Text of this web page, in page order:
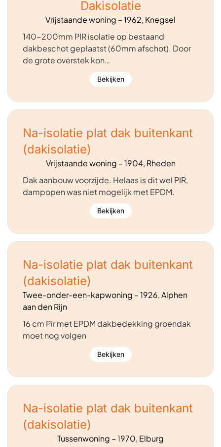
Dakisolatie
Vrijstaande woning – 1962, Knegsel
140-200mm PIR isolatie op bestaand
dakbeschot geplaatst (60mm afschot). Door
de grote overstek kon…
Bekijken
Na-isolatie plat dak buitenkant
(dakisolatie)
Vrijstaande woning – 1904, Rheden
Dak aanbouw voorzijde. Helaas is dit wel PIR,
dampopen was niet mogelijk met EPDM.
Bekijken
Na-isolatie plat dak buitenkant
(dakisolatie)
Twee-onder-een-kapwoning – 1926, Alphen
aan den Rijn
16 cm Pir met EPDM dakbedekking groendak
moet nog volgen
Bekijken
Na-isolatie plat dak buitenkant
(dakisolatie)
Tussenwoning – 1970, Elburg